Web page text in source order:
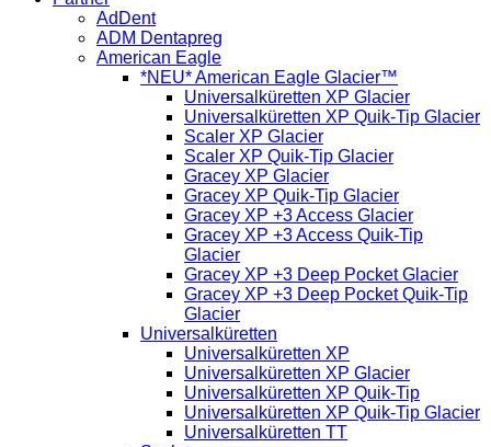
AdDent
ADM Dentapreg
American Eagle
*NEU* American Eagle Glacier™
Universalküretten XP Glacier
Universalküretten XP Quik-Tip Glacier
Scaler XP Glacier
Scaler XP Quik-Tip Glacier
Gracey XP Glacier
Gracey XP Quik-Tip Glacier
Gracey XP +3 Access Glacier
Gracey XP +3 Access Quik-Tip
Glacier
Gracey XP +3 Deep Pocket Glacier
Gracey XP +3 Deep Pocket Quik-Tip
Glacier
Universalküretten
Universalküretten XP
Universalküretten XP Glacier
Universalküretten XP Quik-Tip
Universalküretten XP Quik-Tip Glacier
Universalküretten TT